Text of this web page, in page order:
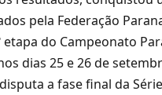
pela Federação
etapa do Campeonato
dias 25 e 26 de
a fase final da